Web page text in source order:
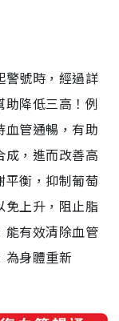
警號時，經過詳
助降低三高！例
血管通暢，有助
成，進而改善高
平衡，抑制葡萄
免上升，阻止脂
能有效清除血管
為身體重新